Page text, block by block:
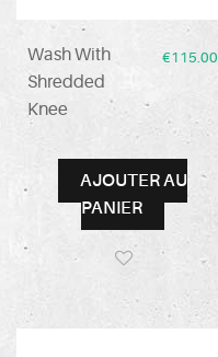
Wash With
Shredded
Knee
€115.00
AJOUTER AU
PANIER